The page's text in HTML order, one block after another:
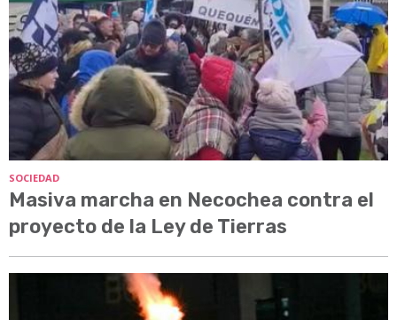
SOCIEDAD
Masiva marcha en Necochea contra el
proyecto de la Ley de Tierras